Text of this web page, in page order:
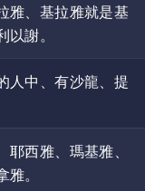
雅、基拉雅就是基
謝。
人中、有沙龍、提
西雅、瑪基雅、
。